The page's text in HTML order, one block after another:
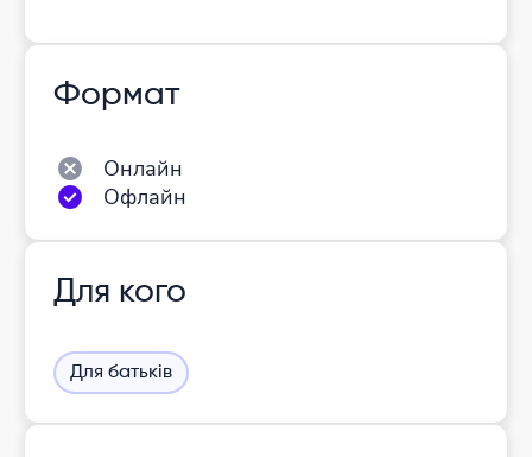
Формат
Онлайн
Офлайн
Для кого
Для батьків